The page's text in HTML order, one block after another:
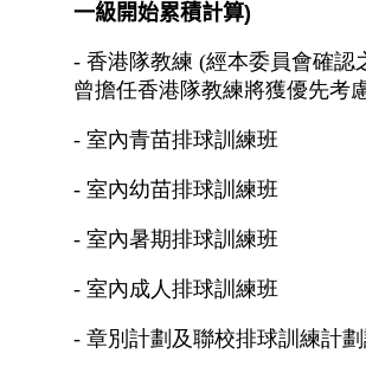
一級開始累積計算)
- 香港隊教練 (經本委員會確認
曾擔任香港隊教練將獲優先考
- 室內青苗排球訓練班
- 室內幼苗排球訓練班
- 室內暑期排球訓練班
- 室內成人排球訓練班
- 章別計劃及聯校排球訓練計